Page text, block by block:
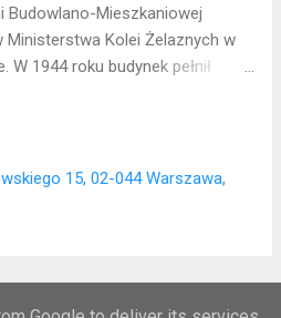
Budowlano-Mieszkaniowej
Ministerstwa Kolei Żelaznych w
W 1944 roku budynek pełnił
do 5. piętra, w latach 80.
strych. Lokalizacja: Ochota
15, 02-044 Warszawa,